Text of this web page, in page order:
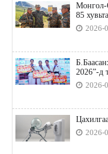
Монгол-
85
2026-
2026”-д
2026-
2026-